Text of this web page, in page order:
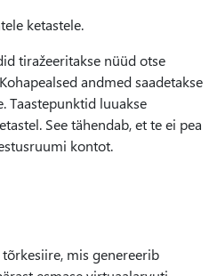
ketastele.
tiražeeritakse nüüd otse
andmed saadetakse
Taastepunktid luuakse
See tähendab, et te ei pea
kontot.
mis genereerib